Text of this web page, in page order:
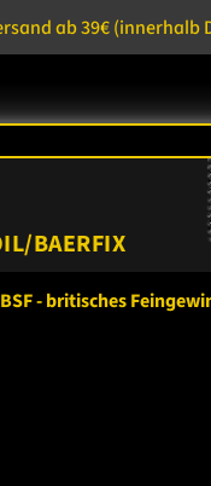
ab 39€(innerhalb
BAERFIX
BSF - britisches